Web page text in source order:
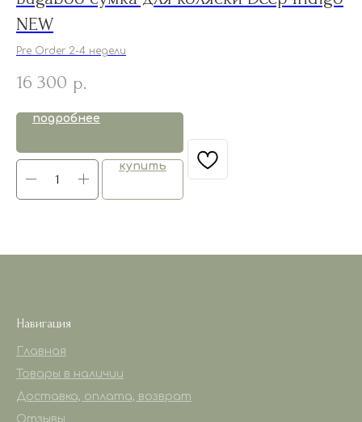
NEW
Pre Order 2-4 недели
16 300 р.
подробнее
купить
Навигация
Главная
Товары в наличии
Доставка, оплата, возврат
Отзывы